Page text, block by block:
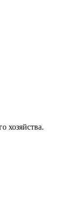
хозяйства.